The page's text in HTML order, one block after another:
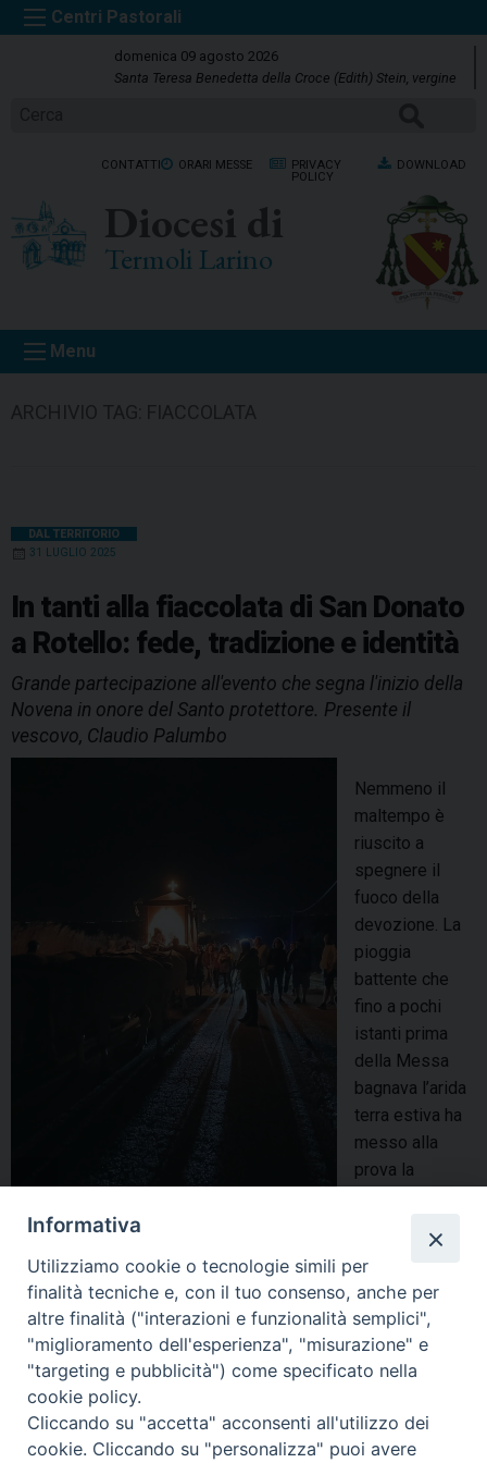
k
t
domenica 09 agosto 2026
Santa Teresa Benedetta della Croce (Edith) Stein, vergine
CONTATTI ORARI MESSE
PRIVACY
POLICY
DOWNLOAD
Diocesi di
Termoli Larino
Menu
DAL TERRITORIO
31 LUGLIO 2025
In tanti alla fiaccolata di San Donato
a Rotello: fede, tradizione e identità
Grande partecipazione all'evento che segna l'inizio della
Novena in onore del Santo protettore. Presente il
vescovo, Claudio Palumbo
Nemmeno il
maltempo è
riuscito a
spegnere il
fuoco della
devozione. La
pioggia
battente che
fino a pochi
istanti prima
della Messa
bagnava l’arida
terra estiva ha
messo alla
prova la
organizzatori. Ma la loro perseveranza è stata premiata: il
cielo si è improvvisamente aperto, consegnando alla
comunità uno dei momenti più emozionanti e partecipati
dell’anno. Alle ore 19.00, presso l’edicola campestre di …
Continua a leggere
a
»
F P L X T W T
Informativa
Utilizziamo cookie o tecnologie simili per
finalità tecniche e, con il tuo consenso, anche per
altre finalità ("interazioni e funzionalità semplici",
"miglioramento dell'esperienza", "misurazione" e
"targeting e pubblicità") come specificato nella
cookie policy.
Cliccando su "accetta" acconsenti all'utilizzo dei
cookie. Cliccando su "personalizza" puoi avere